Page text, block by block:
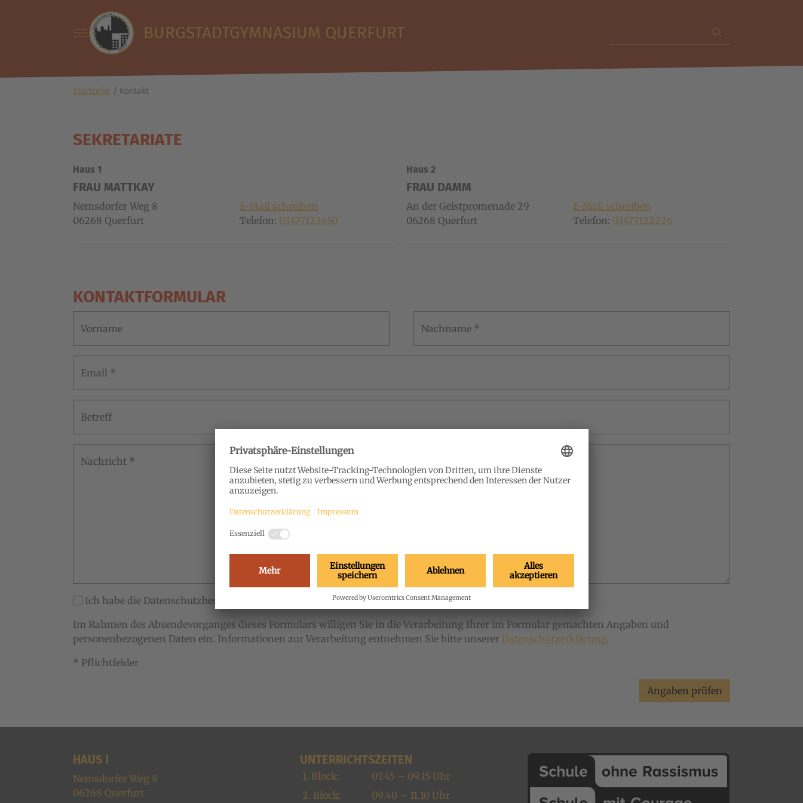
BURGSTADTGYMNASIUM QUERFURT
Sie sind hier:
Startseite Kontakt
SEKRETARIATE
Haus 1
FRAU MATTKAY
Nemsdorfer Weg 8
06268 Querfurt
E-Mail schreiben
Telefon: 03477122450
Haus 2
FRAU DAMM
An der Geistpromenade 29
06268 Querfurt
E-Mail schreiben
Telefon: 03477122226
KONTAKTFORMULAR
Vorname Nachname *
Email *
Betreff
Nachricht *
Ich habe die Datenschutzbestimmungen gelesen und akzeptiert.*
Im Rahmen des Absendevorganges dieses Formulars willigen Sie in die Verarbeitung Ihrer im Formular gemachten Angaben und
personenbezogenen Daten ein. Informationen zur Verarbeitung entnehmen Sie bitte unserer Datenschutzerklärung.
* Pflichtfelder
Angaben prüfen
HAUS I
Nemsdorfer Weg 8
06268 Querfurt
UNTERRICHTSZEITEN
1. Block:
07.45 – 09.15 Uhr
2. Block:
09.40 – 11.10 Uhr